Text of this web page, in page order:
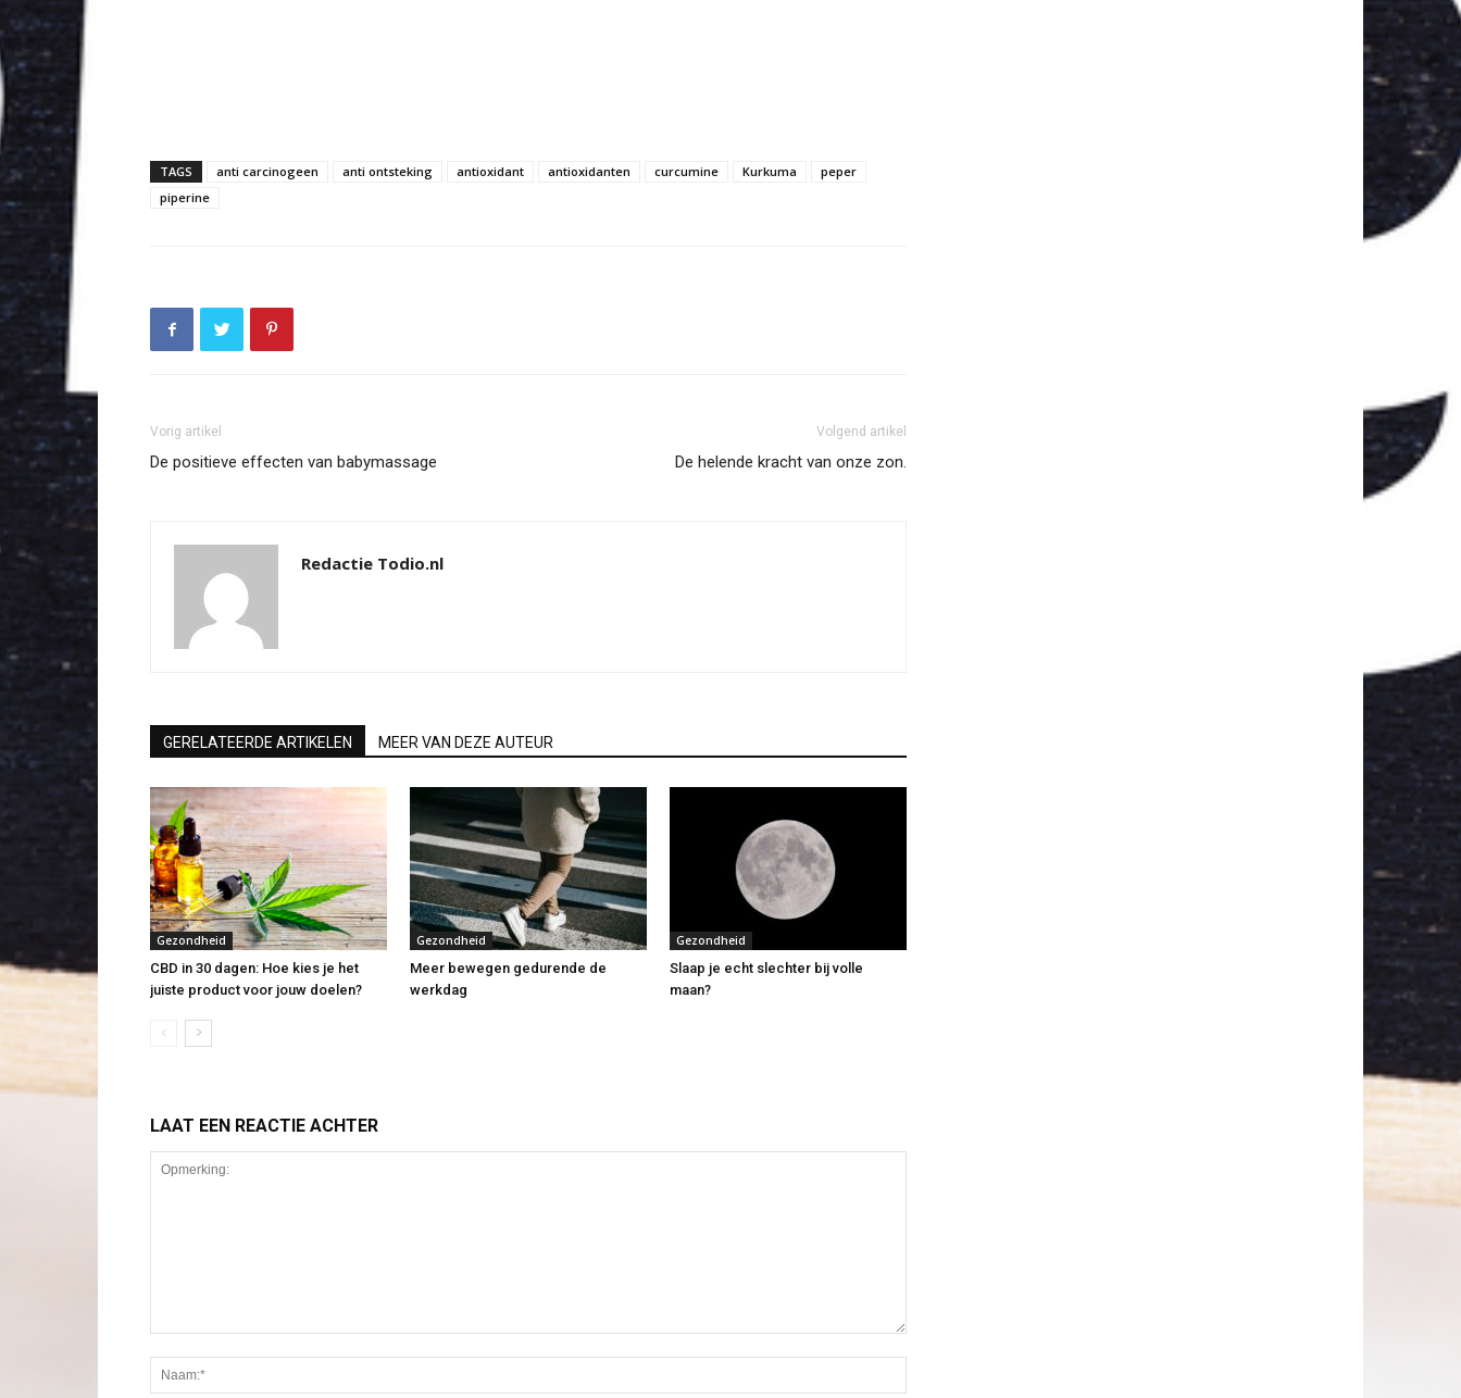
TAGS anti carcinogeen anti ontsteking antioxidant antioxidanten curcumine Kurkuma
peper
piperine
Vorig artikel
De positieve effecten van babymassage
Volgend artikel
De helende kracht van onze zon.
Redactie Todio.nl
GERELATEERDE ARTIKELEN MEER VAN DEZE AUTEUR
Gezondheid
CBD in 30 dagen: Hoe kies je het
juiste product voor jouw doelen?
Gezondheid
Meer bewegen gedurende de
werkdag
Gezondheid
Slaap je echt slechter bij volle
maan?
LAAT EEN REACTIE ACHTER